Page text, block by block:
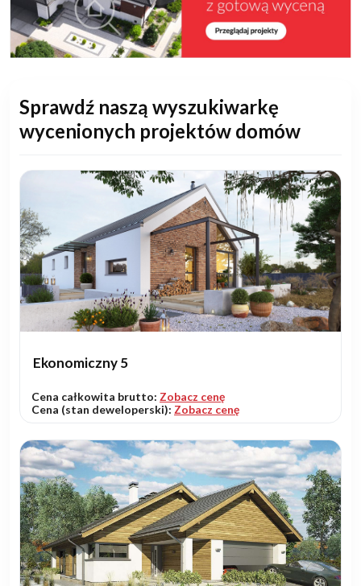
Sprawdź naszą wyszukiwarkę
wycenionych projektów domów
Ekonomiczny 5
Cena całkowita brutto: Zobacz cenę
Cena (stan deweloperski): Zobacz cenę